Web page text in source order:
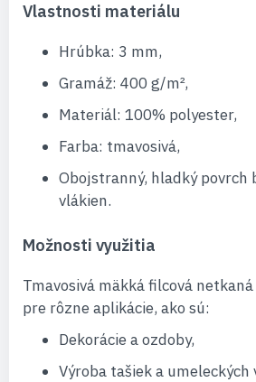
Vlastnosti materiálu
Hrúbka: 3 mm,
Gramáž: 400 g/m²,
Materiál: 100% polyester,
Farba: tmavosivá,
Obojstranný, hladký povrch
vlákien.
Možnosti využitia
Tmavosivá mäkká filcová
pre rôzne aplikácie, ako sú:
Dekorácie a ozdoby,
Výroba tašiek a umeleckých